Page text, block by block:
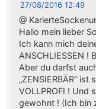
27/08/2016 12:49
@
Hallo mein lieber
Ich kann mich
ANSCHLIESSEN !
Aber du darfst
„ZENSIERBÄR“
VOLLPROFI ! Und
gewohnt ! (Ich bin